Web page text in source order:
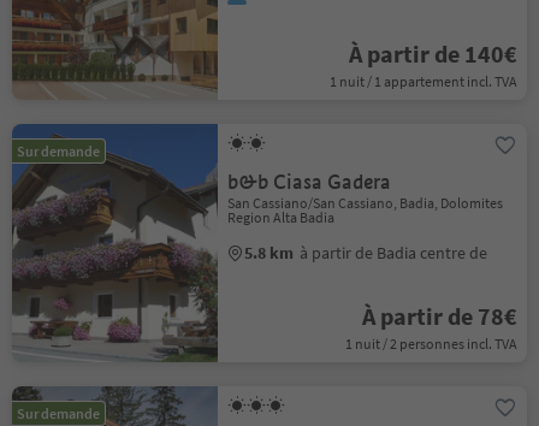
À partir de 140€
1 nuit / 1 appartement incl. TVA
Sur demande
b&b Ciasa Gadera
San Cassiano/San Cassiano, Badia, Dolomites
Region Alta Badia
5.8 km à partir de Badia centre de
À partir de 78€
1 nuit / 2 personnes incl. TVA
Sur demande